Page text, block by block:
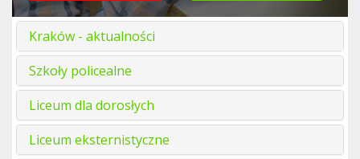
Kraków - aktualności
Szkoły policealne
Liceum dla dorosłych
Liceum eksternistyczne